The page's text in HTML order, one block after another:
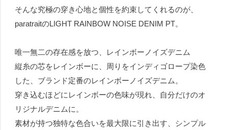
そんな究極の穿き心地と個性を約束してくれるのが、
paratraitのLIGHT RAINBOW NOISE DENIM PT。
唯一無二の存在感を放つ、レインボーノイズデニム
縦糸の芯をレインボーに、周りをインディゴロープ染色
した、ブランド定番のレインボーノイズデニム。
穿き込むほどにレインボーの色味が現れ、自分だけのオ
リジナルデニムに。
素材が持つ独特な色合いを最大限に引き出す、シンプル